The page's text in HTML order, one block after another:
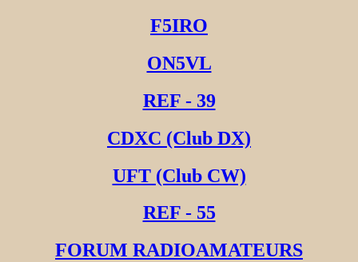
F5IRO
ON5VL
REF - 39
CDXC (Club DX)
UFT (Club CW)
REF - 55
FORUM RADIOAMATEURS